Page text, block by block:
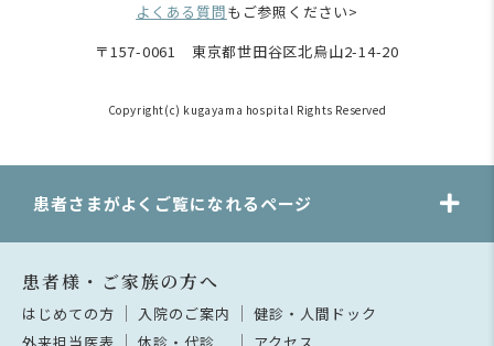
よくある質問もご参照ください>
〒157-0061 東京都世田谷区北烏山2-14-20
Copyright(c) kugayama hospital Rights Reserved
患者さまがよくご覧になれるページ
患者様・ご家族の方へ
はじめての方 入院のご案内
健診・人間ドック